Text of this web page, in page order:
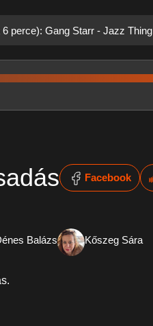
perce): Gang Starr - Jazz Thing
Facebook
Balázs Kőszeg Sára